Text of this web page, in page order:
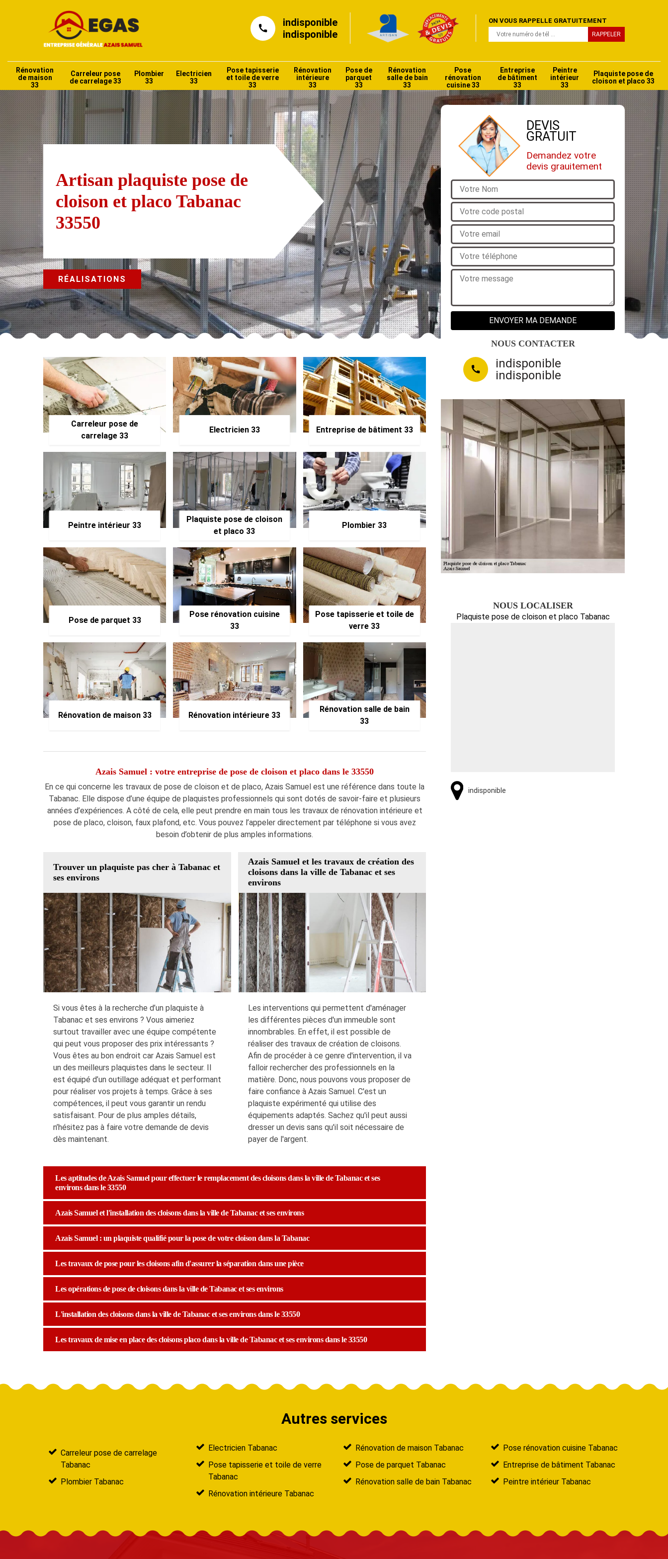
indisponible
indisponible
ON VOUS RAPPELLE GRATUITEMENT
Rénovation
de maison
33
Carreleur pose
de carrelage 33
Plombier
33
Electricien
33
Pose tapisserie
et toile de verre
33
Rénovation
intérieure
33
Pose de
parquet
33
Rénovation
salle de bain
33
Pose
rénovation
cuisine 33
Entreprise
de bâtiment
33
Peintre
intérieur
33
Plaquiste pose de
cloison et placo 33
Artisan plaquiste pose de
cloison et placo Tabanac
33550
RÉALISATIONS
Carreleur pose de
carrelage 33
Electricien 33 Entreprise de bâtiment 33
Peintre intérieur 33
Plaquiste pose de cloison
et placo 33
Plombier 33
Pose de parquet 33
Pose rénovation cuisine
33
Pose tapisserie et toile de
verre 33
Rénovation de maison 33 Rénovation intérieure 33
Rénovation salle de bain
33
Azais Samuel : votre entreprise de pose de cloison et placo dans le 33550
En ce qui concerne les travaux de pose de cloison et de placo, Azais Samuel est une référence dans toute la
Tabanac. Elle dispose d’une équipe de plaquistes professionnels qui sont dotés de savoir-faire et plusieurs
années d’expériences. A côté de cela, elle peut prendre en main tous les travaux de rénovation intérieure et
pose de placo, cloison, faux plafond, etc. Vous pouvez l’appeler directement par téléphone si vous avez
besoin d’obtenir de plus amples informations.
Trouver un plaquiste pas cher à Tabanac et
ses environs
Si vous êtes à la recherche d’un plaquiste à
Tabanac et ses environs ? Vous aimeriez
surtout travailler avec une équipe compétente
qui peut vous proposer des prix intéressants ?
Vous êtes au bon endroit car Azais Samuel est
un des meilleurs plaquistes dans le secteur. Il
est équipé d’un outillage adéquat et performant
pour réaliser vos projets à temps. Grâce à ses
compétences, il peut vous garantir un rendu
satisfaisant. Pour de plus amples détails,
n’hésitez pas à faire votre demande de devis
dès maintenant.
Azais Samuel et les travaux de création des
cloisons dans la ville de Tabanac et ses
environs
Les interventions qui permettent d'aménager
les différentes pièces d'un immeuble sont
innombrables. En effet, il est possible de
réaliser des travaux de création de cloisons.
Afin de procéder à ce genre d'intervention, il va
falloir rechercher des professionnels en la
matière. Donc, nous pouvons vous proposer de
faire confiance à Azais Samuel. C'est un
plaquiste expérimenté qui utilise des
équipements adaptés. Sachez qu'il peut aussi
dresser un devis sans qu'il soit nécessaire de
payer de l'argent.
Les aptitudes de Azais Samuel pour effectuer le remplacement des cloisons dans la ville de Tabanac et ses
environs dans le 33550
Azais Samuel et l'installation des cloisons dans la ville de Tabanac et ses environs
Azais Samuel : un plaquiste qualifié pour la pose de votre cloison dans la Tabanac
Les travaux de pose pour les cloisons afin d'assurer la séparation dans une pièce
Les opérations de pose de cloisons dans la ville de Tabanac et ses environs
L'installation des cloisons dans la ville de Tabanac et ses environs dans le 33550
Les travaux de mise en place des cloisons placo dans la ville de Tabanac et ses environs dans le 33550
DEVIS
GRATUIT
Demandez votre
devis grauitement
NOUS CONTACTER
indisponible
indisponible
NOUS LOCALISER
Plaquiste pose de cloison et placo Tabanac
indisponible
Autres services
Carreleur pose de carrelage
Tabanac
Plombier Tabanac
Electricien Tabanac
Pose tapisserie et toile de verre
Tabanac
Rénovation intérieure Tabanac
Rénovation de maison Tabanac
Pose de parquet Tabanac
Rénovation salle de bain Tabanac
Pose rénovation cuisine Tabanac
Entreprise de bâtiment Tabanac
Peintre intérieur Tabanac